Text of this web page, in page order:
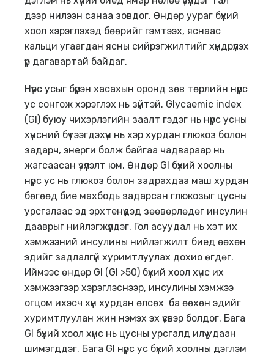
дээр нилээн санаа зовдог. Өндөр уураг бүхий
хоол хэрэглэхэд бөөрийг гэмтээх, яснаас
кальци угаагдан ясны сийрэгжилтийг хүндрүүлэх
үр дагавартай байдаг.
Нүүрс усыг бүрэн хасахын оронд зөв төрлийн нүүрс
ус сонгож хэрэглэх нь зүйтэй. Glycaemic index
(GI) буюу чихэрлэгийн заалт гэдэг нь нүүрс усны
хүнсний бүтээгдэхүүн нь хэр хурдан глюкоз болон
задарч, энерги болж байгаа чадвараар нь
жагсаасан үзүүлэлт юм. Өндөр GI бүхий хоолны
нүүрс ус нь глюкоз болон задрахдаа маш хурдан
бөгөөд бие махбодь задарсан глюкозыг цусны
урсгалаас эд эрхтeнүүдэд зөөвөрлөдөг инсулин
дааврыг нийлэгжүүлдэг. Гол асуудал нь хэт их
хэмжээний инсулины нийлэгжилт биед өөхөн
эдийг задлалгүй хуримтлуулах дохио өгдөг.
Иймээс өндөр GI (GI >50) бүхий хоол хүнс их
хэмжээгээр хэрэглэснээр, инсулины хэмжээ
огцом ихэсч хүн хурдан өлсөх ба өөхөн эдийг
хуримтлуулан жин нэмэх эх үүсвэр болдог. Бага
GI бүхий хоол хүнс нь цусны урсгалд илүү удаан
шимэгддэг. Бага GI нүүрс ус бүхий хоолны дэглэм